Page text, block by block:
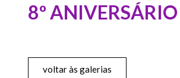
8º
voltar às galerias